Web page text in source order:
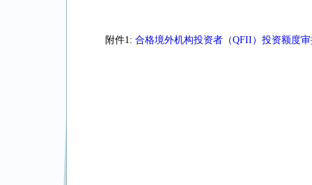
附件1: 合格境外机构投资者（QFII）投资额度